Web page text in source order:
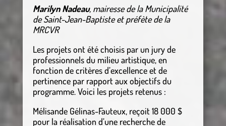
Marilyn Nadeau, mairesse de la Municipalité
de Saint-Jean-Baptiste et préfète de la
MRCVR
Les projets ont été choisis par un jury de
professionnels du milieu artistique, en
fonction de critères d’excellence et de
pertinence par rapport aux objectifs du
programme. Voici les projets retenus :
Mélisande Gélinas-Fauteux, reçoit 18 000 $
pour la réalisation d’une recherche de